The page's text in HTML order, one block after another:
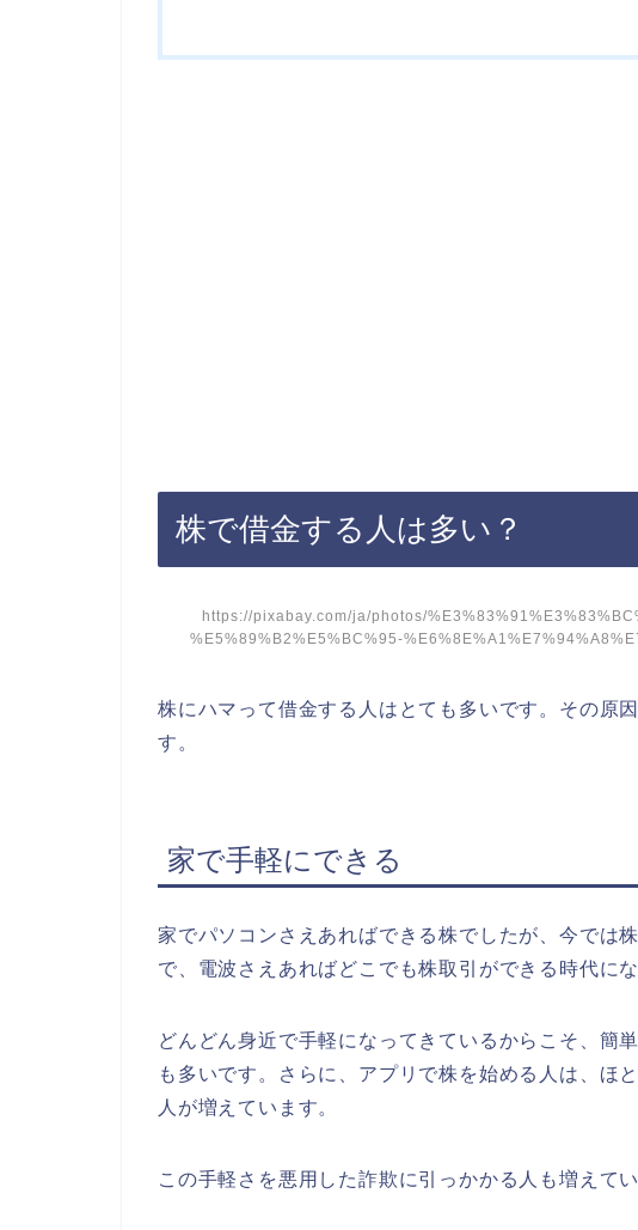
株で借金する人は多い？
https://pixabay.com/ja/photos/
%E5%89%B2%E5%BC%95-
株にハマって借金する人はとても多いです 。その原
す。
家で手軽にできる
家でパソコンさえあればできる株でしたが、今では
で、電波さえあればどこでも株取引ができる時代にな
どんどん身近で手軽になってきているからこそ、簡
も多いです。さらに、アプリで株を始める人は、ほ
人が増えています。
この手軽さを悪用した詐欺に引っかかる人も増えてい